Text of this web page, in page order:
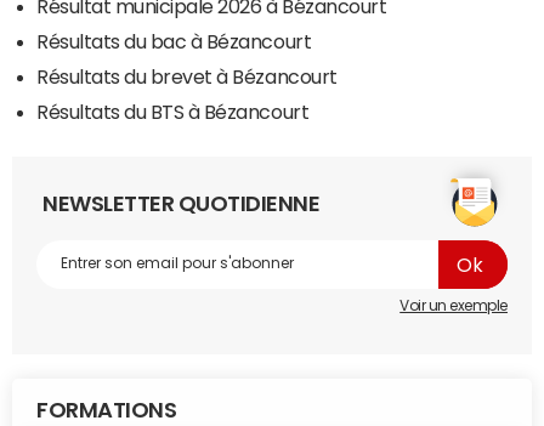
Résultat municipale 2026 à Bézancourt
Résultats du bac à Bézancourt
Résultats du brevet à Bézancourt
Résultats du BTS à Bézancourt
NEWSLETTER QUOTIDIENNE
Voir un exemple
FORMATIONS